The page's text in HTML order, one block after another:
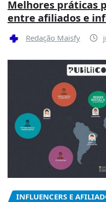
Melhores práticas
entre afiliados e
Redação Maisfy
INFLUENCERS E